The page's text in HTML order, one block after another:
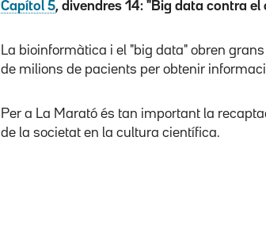
Capítol 5, divendres 14: "Big data contra
La bioinformàtica i el "big data" obren
de milions de pacients per obtenir
Per a La Marató és tan important la
de la societat en la cultura científica.